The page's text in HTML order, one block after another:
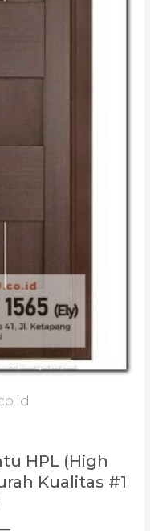
HPL (High
Kualitas #1